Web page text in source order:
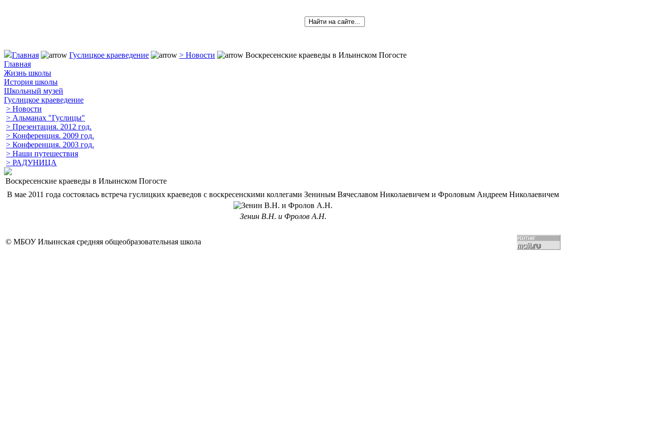
Главная Гуслицкое краеведение > Новости
Воскресенские краеведы в Ильинском Погосте
Главная
Жизнь школы
История школы
Школьный музей
Гуслицкое краеведение
> Новости
> Альманах "Гуслицы"
> Презентация. 2012 год.
> Конференция. 2009 год.
> Конференция. 2003 год.
> Наши путешествия
> РАДУНИЦА
Воскресенские краеведы в Ильинском Погосте
В мае 2011 года состоялась встреча гуслицких краеведов с воскресенскими коллегами Зениным Вячеславом Николаевичем и Фроловым Андреем Николаевичем
Зенин В.Н. и Фролов А.Н.
© МБОУ Ильинская средняя общеобразовательная школа